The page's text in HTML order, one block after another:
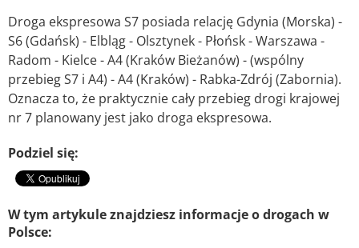
Droga ekspresowa S7 posiada relację Gdynia (Morska) -
S6 (Gdańsk) - Elbląg - Olsztynek - Płońsk - Warszawa -
Radom - Kielce - A4 (Kraków Bieżanów) - (wspólny
przebieg S7 i A4) - A4 (Kraków) - Rabka-Zdrój (Zabornia).
Oznacza to, że praktycznie cały przebieg drogi krajowej
nr 7 planowany jest jako droga ekspresowa.
Podziel się:
W tym artykule znajdziesz informacje o drogach w
Polsce: